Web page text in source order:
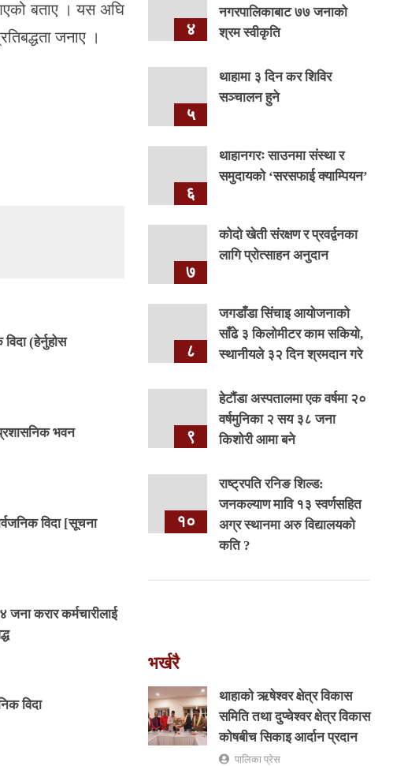
बताए । यस अघि
जनाए ।
(हेर्नुहोस
भवन
विदा [सूचना
जना करार कर्मचारीलाई
विदा
४
नगरपालिकाबाट ७७ जनाको
श्रम स्वीकृति
५
थाहामा ३ दिन कर शिविर
सञ्चालन हुने
६
थाहानगरः साउनमा संस्था र
समुदायको ‘सरसफाई क्याम्पियन’
७
कोदो खेती संरक्षण र प्रवर्द्वनका
लागि प्रोत्साहन अनुदान
८
जगडाँडा सिंचाइ आयोजनाको
साँढे ३ किलोमीटर काम सकियो,
स्थानीयले ३२ दिन श्रमदान गरे
९
हेटौंडा अस्पतालमा एक वर्षमा २०
वर्षमुनिका २ सय ३८ जना
किशोरी आमा बने
१०
राष्ट्रपति रनिङ शिल्ड:
जनकल्याण मावि १३ स्वर्णसहित
अग्र स्थानमा अरु विद्यालयको
कति ?
भर्खरै
थाहाको ऋषेश्वर क्षेत्र विकास
समिति तथा दुप्चेश्वर क्षेत्र विकास
कोषबीच सिकाइ आर्दान प्रदान
पालिका प्रेस